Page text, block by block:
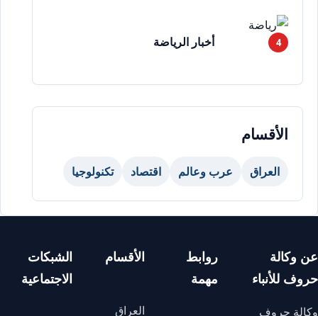
أخبار الرياضة
الأقسام
العراق عرب وعالم اقتصاد تكنولوجيا
عن وكالة
حروف للأنباء
وكالة حروف
روابط
مهمة
الأقسام
العراق
الشبكات
الاجتماعية